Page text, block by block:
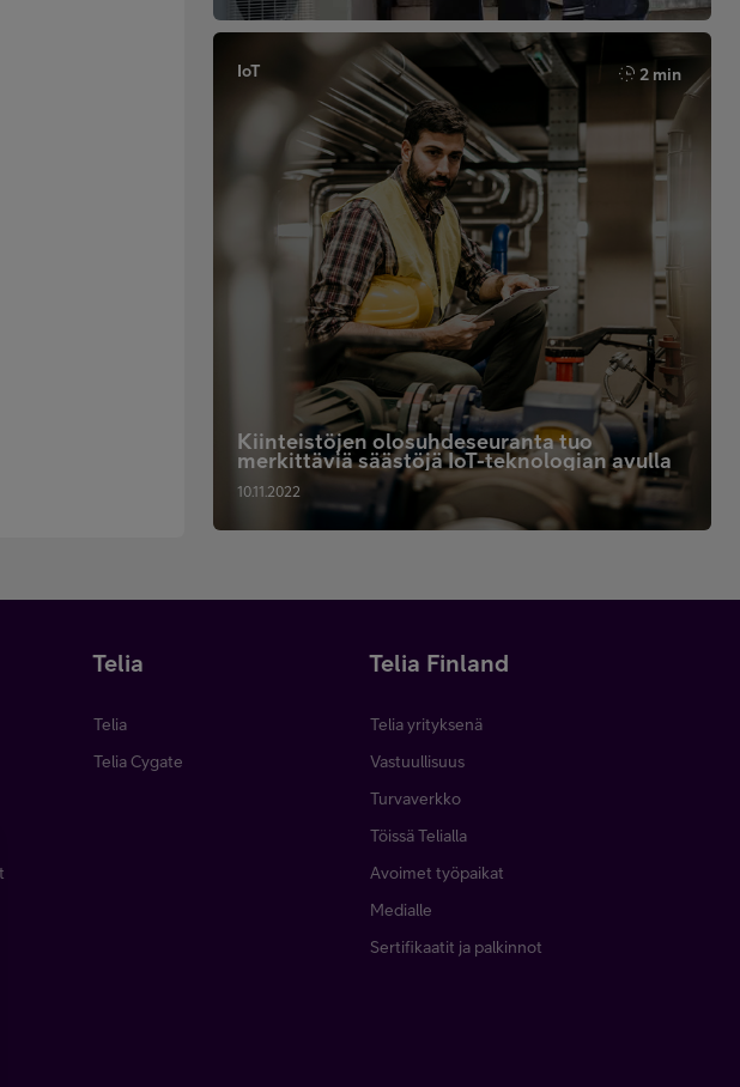
IoT 2 min
Kiinteistöjen olosuhdeseuranta tuo
merkittäviä säästöjä IoT-teknologian avulla
10.11.2022
Telia
Telia
Telia Cygate
Telia Finland
Telia yrityksenä
Vastuullisuus
Turvaverkko
Töissä Telialla
Avoimet työpaikat
Medialle
Sertifikaatit ja palkinnot